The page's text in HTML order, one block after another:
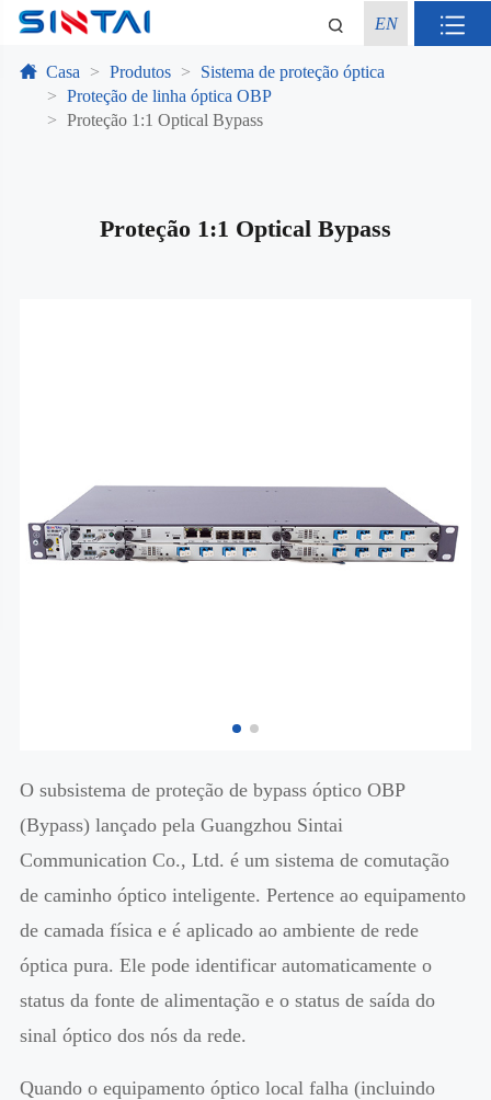
EN
Casa Produtos
Sistema de proteção óptica
Proteção de linha óptica OBP
Proteção 1:1 Optical Bypass
Proteção 1:1 Optical Bypass
O subsistema de proteção de bypass óptico OBP
(Bypass) lançado pela Guangzhou Sintai
Communication Co., Ltd. é um sistema de comutação
de caminho óptico inteligente. Pertence ao equipamento
de camada física e é aplicado ao ambiente de rede
óptica pura. Ele pode identificar automaticamente o
status da fonte de alimentação e o status de saída do
sinal óptico dos nós da rede.
Quando o equipamento óptico local falha (incluindo